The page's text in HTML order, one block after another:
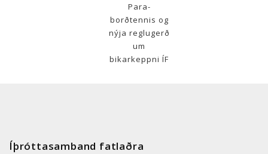
Para-
borðtennis og
nýja reglugerð
um
bikarkeppni ÍF
Íþróttasamband fatlaðra